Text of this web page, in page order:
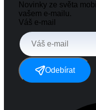
Novinky ze světa
vašem e-mailu.
Váš e-mail
Odebírat